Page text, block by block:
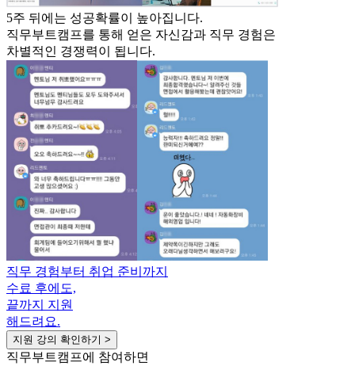
5주 뒤에는 성공확률이 높아집니다.
직무부트캠프를 통해 얻은 자신감과 직무 경험은
차별적인 경쟁력이 됩니다.
직무 경험부터 취업 준비까지
수료 후에도,
끝까지 지원
해드려요.
지원 강의 확인하기 >
직무부트캠프에 참여하면